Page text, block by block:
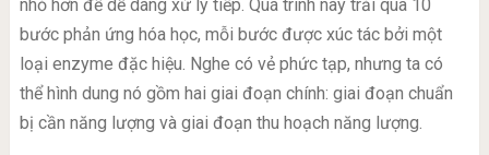
nhỏ hơn để dễ dàng xử lý tiếp. Quá trình này trải qua 10
bước phản ứng hóa học, mỗi bước được xúc tác bởi một
loại enzyme đặc hiệu. Nghe có vẻ phức tạp, nhưng ta có
thể hình dung nó gồm hai giai đoạn chính: giai đoạn chuẩn
bị cần năng lượng và giai đoạn thu hoạch năng lượng.